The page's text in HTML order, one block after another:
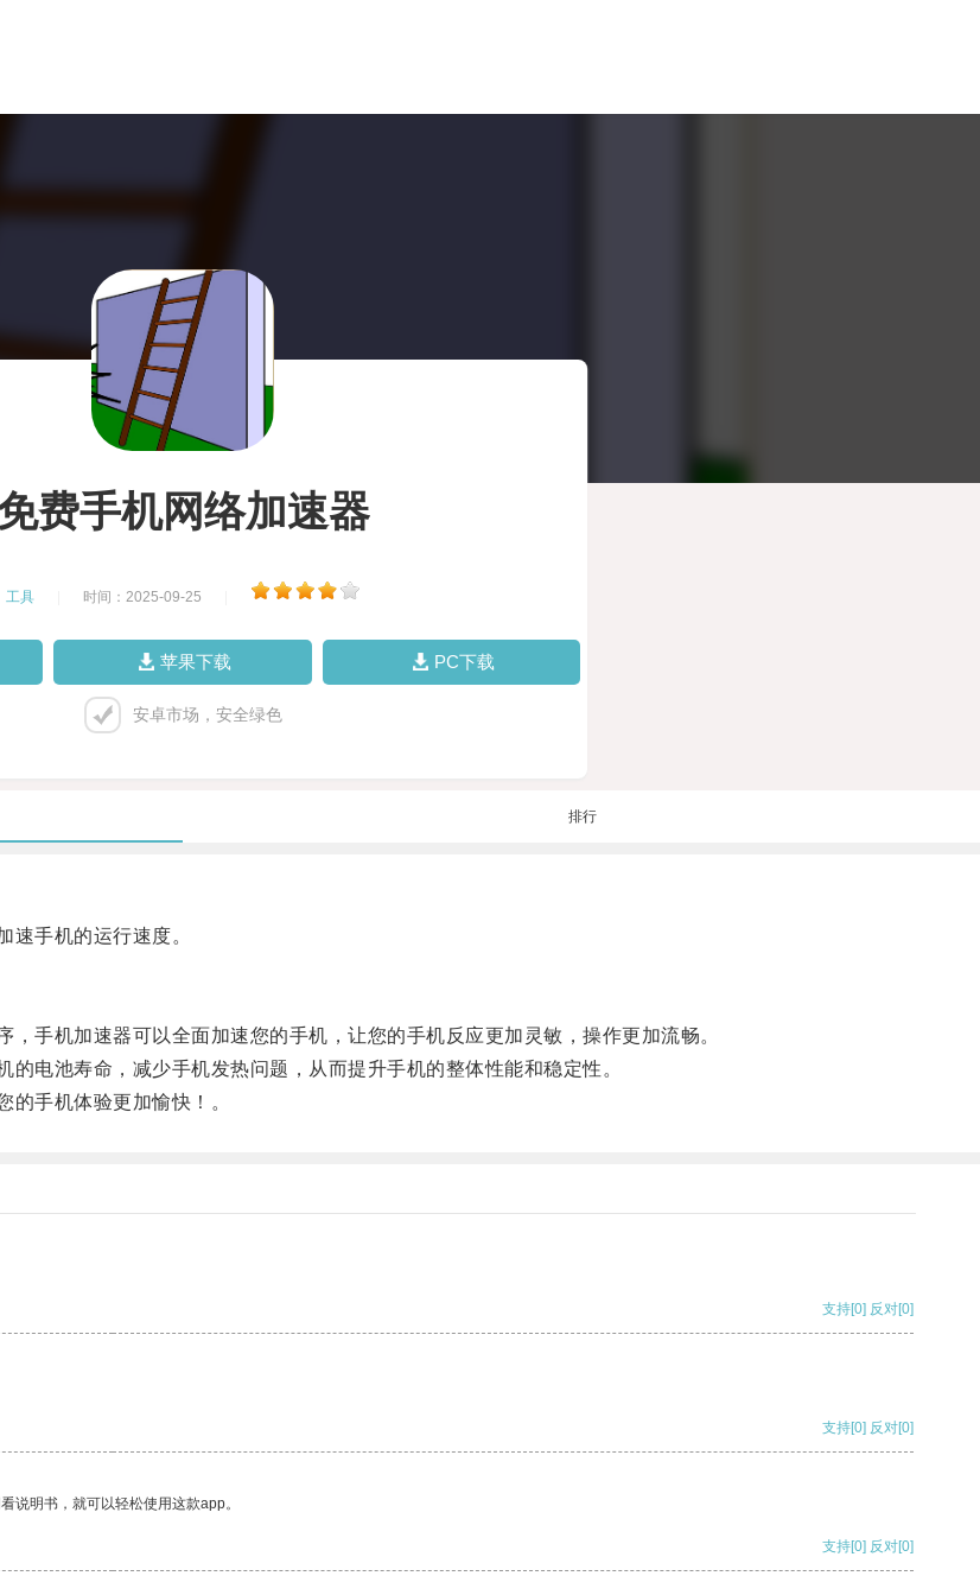
费手机网络加速器
工具 时间：2025-09-25
苹果下载 PC下载
安卓市场，安全绿色
排行
手机的运行速度。
机加速器可以全面加速您的手机，让您的手机反应更加灵敏，操作更加流畅。
池寿命，减少手机发热问题，从而提升手机的整体性能和稳定性。
手机体验更加愉快！。
支持[0] 反对[0]
支持[0] 反对[0]
说明书，就可以轻松使用这款app。
支持[0] 反对[0]